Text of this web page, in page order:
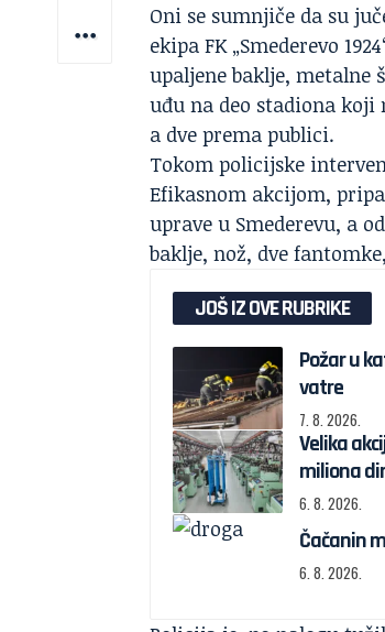
Oni se sumnjiče da su
ekipa FK „Smederevo
upaljene baklje, metalne
uđu na deo stadiona koji
a dve prema publici.
Tokom policijske
Efikasnom akcijom,
uprave u Smederevu, a
baklje, nož, dve
JOŠ IZ OVE RUBRIKE
Požar u
vatre
7. 8. 2026.
Velika
miliona
6. 8. 2026.
Čačanin
6. 8. 2026.